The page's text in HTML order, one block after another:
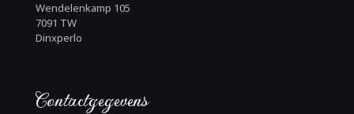
Wendelenkamp 105
7091 TW
Dinxperlo
Contactgegevens